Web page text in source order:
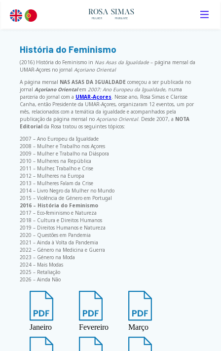
MIGRANTE
ROSA SIMAS
MULHER
História do Feminismo
(2016) História do Feminismo in Nas Asas da Igualdade – página mensal da
UMAR-Açores no jornal Açoriano Oriental
A página mensal NAS ASAS DA IGUALDADE começou a ser publicada no
jornal Açoriano Orientalem 2007: Ano Europeu da Igualdade, numa
parceria do jornal com a UMAR-Açores. Nesse ano, Rosa Simas e Clarisse
Canha, então Presidente da UMAR-Açores, organizaram 12 eventos, um por
mês, relacionados com a temática da igualdade e acompanhados pela
publicação da página mensal no Açoriano Oriental. Desde 2007, a NOTA
Editorial da Rosa tratou os seguintes tópicos:
2007 – Ano Europeu da Igualdade
2008 – Mulher e Trabalho nos Açores
2009 – Mulher e Trabalho na Diáspora
2010 – Mulheres na República
2011 – Mulher, Trabalho e Crise
2012 – Mulheres na Europa
2013 – Mulheres Falam da Crise
2014 – Livro Negro da Mulher no Mundo
2015 – Violência de Género em Portugal
2016 – História do Feminismo
2017 – Eco-feminismo e Natureza
2018 – Cultura e Direitos Humanos
2019 – Direitos Humanos e Natureza
2020 – Questões em Pandemia
2021 – Ainda à Volta da Pandemia
2022 – Género na Medicina e Guerra
2023 – Género na Moda
2024 – Mais Modas
2025 – Retaliação
2026 – Ainda Não
Janeiro Fevereiro Março